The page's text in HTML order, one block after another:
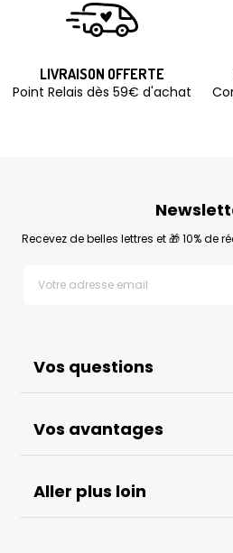
LIVRAISON OFFERTE
Point Relais dès 59€ d'achat
Vos questions
Vos avantages
Aller plus loin
Recevez de belles lettres et 🎁 10% de